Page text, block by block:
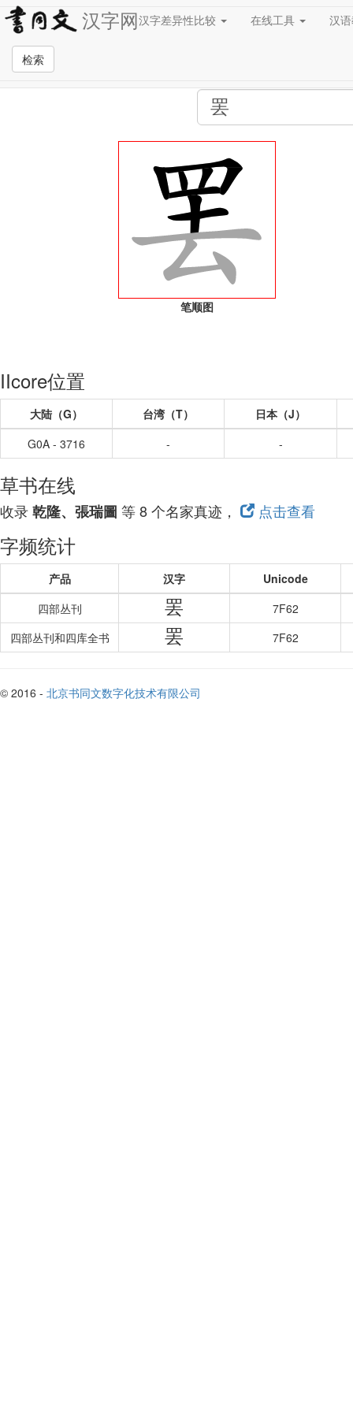
汉字网汉字差异性比较 在线工具 汉
检索
全站检索页面
笔顺图
IIcore位置
大陆（G） 台湾（T）
日本（J）
G0A - 3716
- -
草书在线
收录乾隆、張瑞圖 等 8 个名家真迹， 点击查看
字频统计
产品 汉字
Unicode
四部丛刊
罢
7F62
四部丛刊和四库全书
罢 7F62
© 2016 - 北京书同文数字化技术有限公司